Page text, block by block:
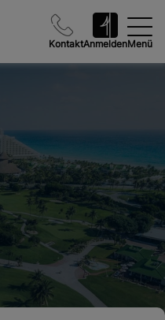
KontaktAnmeldenMenü